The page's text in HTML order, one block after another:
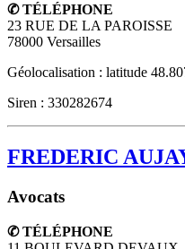
✆ TÉLÉPHONE
23 RUE DE LA PAROISSE
78000 Versailles
Géolocalisation : latitude
Siren : 330282674
FREDERIC
Avocats
✆ TÉLÉPHONE